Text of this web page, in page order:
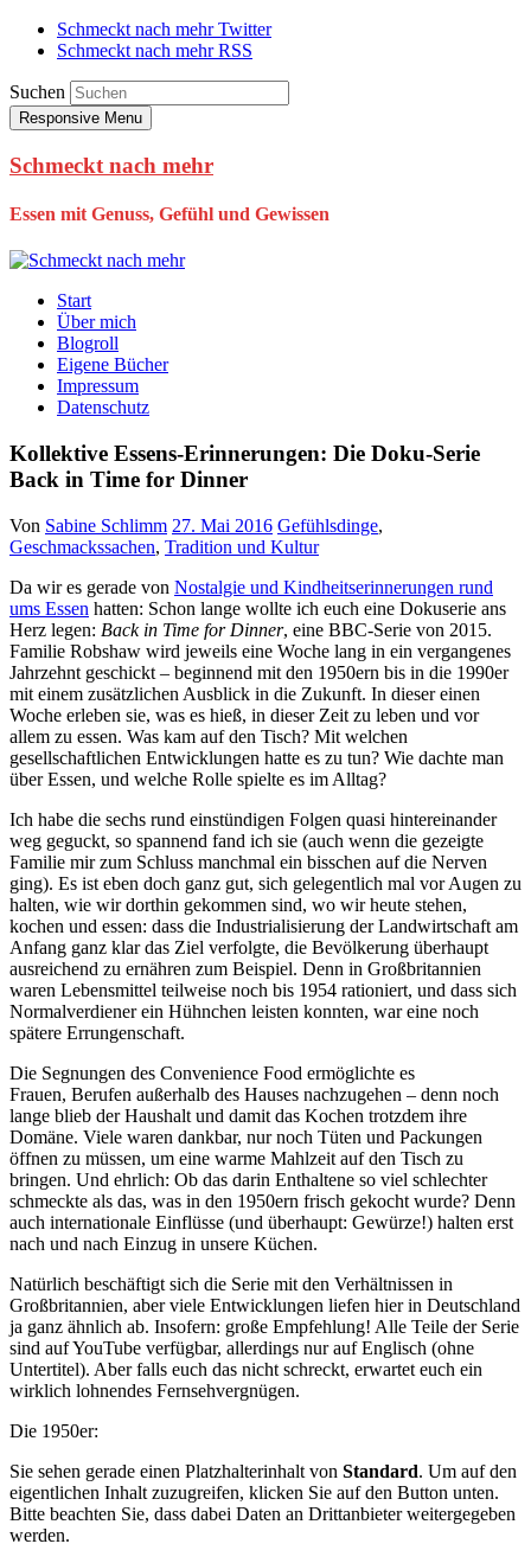
Schmeckt nach mehr Twitter
Schmeckt nach mehr RSS
Suchen
Responsive Menu
Schmeckt nach mehr
Essen mit Genuss, Gefühl und Gewissen
Start
Über mich
Blogroll
Eigene Bücher
Impressum
Datenschutz
Kollektive Essens-Erinnerungen: Die Doku-Serie
Back in Time for Dinner
Von Sabine Schlimm 27. Mai 2016 Gefühlsdinge,
Geschmackssachen, Tradition und Kultur
Da wir es gerade von Nostalgie und Kindheitserinnerungen rund
ums Essen hatten: Schon lange wollte ich euch eine Dokuserie ans
Herz legen: Back in Time for Dinner, eine BBC-Serie von 2015.
Familie Robshaw wird jeweils eine Woche lang in ein vergangenes
Jahrzehnt geschickt – beginnend mit den 1950ern bis in die 1990er
mit einem zusätzlichen Ausblick in die Zukunft. In dieser einen
Woche erleben sie, was es hieß, in dieser Zeit zu leben und vor
allem zu essen. Was kam auf den Tisch? Mit welchen
gesellschaftlichen Entwicklungen hatte es zu tun? Wie dachte man
über Essen, und welche Rolle spielte es im Alltag?
Ich habe die sechs rund einstündigen Folgen quasi hintereinander
weg geguckt, so spannend fand ich sie (auch wenn die gezeigte
Familie mir zum Schluss manchmal ein bisschen auf die Nerven
ging). Es ist eben doch ganz gut, sich gelegentlich mal vor Augen zu
halten, wie wir dorthin gekommen sind, wo wir heute stehen,
kochen und essen: dass die Industrialisierung der Landwirtschaft am
Anfang ganz klar das Ziel verfolgte, die Bevölkerung überhaupt
ausreichend zu ernähren zum Beispiel. Denn in Großbritannien
waren Lebensmittel teilweise noch bis 1954 rationiert, und dass sich
Normalverdiener ein Hühnchen leisten konnten, war eine noch
spätere Errungenschaft.
Die Segnungen des Convenience Food ermöglichte es
Frauen, Berufen außerhalb des Hauses nachzugehen – denn noch
lange blieb der Haushalt und damit das Kochen trotzdem ihre
Domäne. Viele waren dankbar, nur noch Tüten und Packungen
öffnen zu müssen, um eine warme Mahlzeit auf den Tisch zu
bringen. Und ehrlich: Ob das darin Enthaltene so viel schlechter
schmeckte als das, was in den 1950ern frisch gekocht wurde? Denn
auch internationale Einflüsse (und überhaupt: Gewürze!) halten erst
nach und nach Einzug in unsere Küchen.
Natürlich beschäftigt sich die Serie mit den Verhältnissen in
Großbritannien, aber viele Entwicklungen liefen hier in Deutschland
ja ganz ähnlich ab. Insofern: große Empfehlung! Alle Teile der Serie
sind auf YouTube verfügbar, allerdings nur auf Englisch (ohne
Untertitel). Aber falls euch das nicht schreckt, erwartet euch ein
wirklich lohnendes Fernsehvergnügen.
Die 1950er:
Sie sehen gerade einen Platzhalterinhalt von Standard. Um auf den
eigentlichen Inhalt zuzugreifen, klicken Sie auf den Button unten.
Bitte beachten Sie, dass dabei Daten an Drittanbieter weitergegeben
werden.